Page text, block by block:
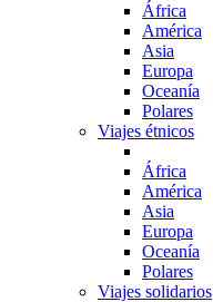
África
América
Asia
Europa
Oceanía
Polares
Viajes étnicos
África
América
Asia
Europa
Oceanía
Polares
Viajes solidarios